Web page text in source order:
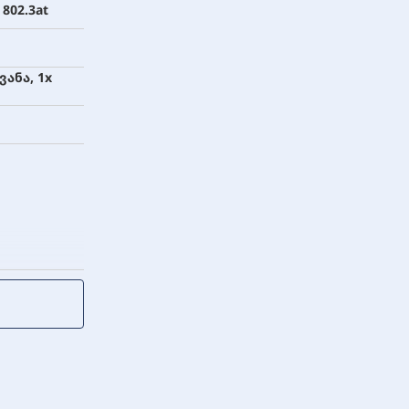
802.3at
1x